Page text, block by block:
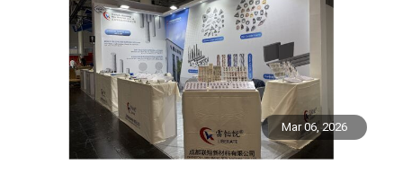
Mar 06, 2026